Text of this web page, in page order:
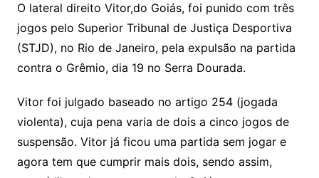
O lateral direito Vitor,do Goiás, foi punido com três
jogos pelo Superior Tribunal de Justiça Desportiva
(STJD), no Rio de Janeiro, pela expulsão na partida
contra o Grêmio, dia 19 no Serra Dourada.
Vitor foi julgado baseado no artigo 254 (jogada
violenta), cuja pena varia de dois a cinco jogos de
suspensão. Vitor já ficou uma partida sem jogar e
agora tem que cumprir mais dois, sendo assim,